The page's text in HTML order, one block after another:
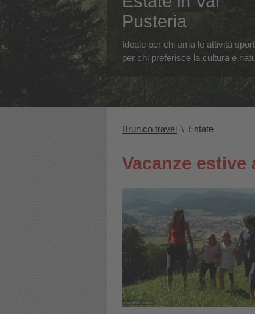
Brunico.travel \ Estate
Vacanze
Pusteria
Ideale per chi ama le attività
per chi preferisce la cultura e